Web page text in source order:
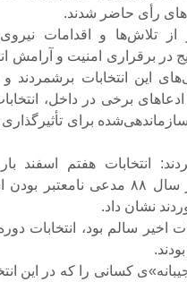
رأی حاضر شدند.
تلاش‌ها و اقدامات
در برقراری امنیت و آرامش
این انتخابات برشمردند
برخی در داخل،
برای تأثیرگذاری
انتخابات هفتم اسفند
بی‌اعتباری سخنان کسانی را که در سال ۸۸
نشان داد.
اخیر سالم بود، انتخابات
کسانی را که در این